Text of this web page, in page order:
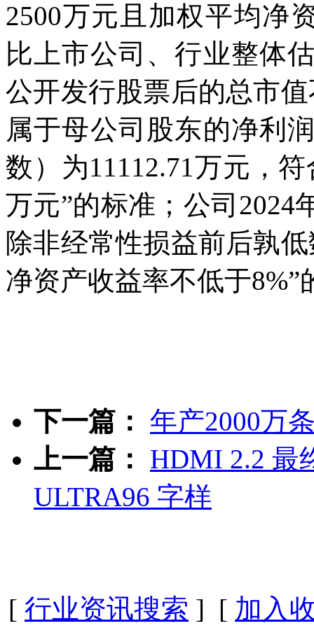
2500万元且加权平均净
比上市公司、行业整体
公开发行股票后的总市
属于母公司股东的净利
数）为11112.71万元，
万元”的标准；公司2024
除非经常性损益前后孰
净资产收益率不低于8%”
下一篇： 年产2000万
上一篇：
HDMI 2.2 最
ULTRA96 字样
[ 行业资讯搜索 ] [ 加入